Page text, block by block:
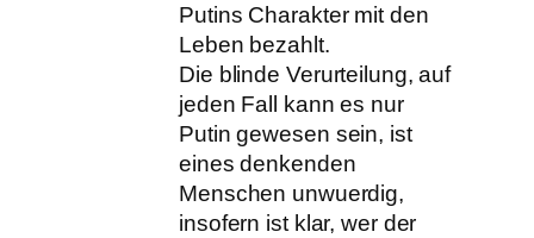
Putins Charakter mit den
Leben bezahlt.
Die blinde Verurteilung, auf
jeden Fall kann es nur
Putin gewesen sein, ist
eines denkenden
Menschen unwuerdig,
insofern ist klar, wer der